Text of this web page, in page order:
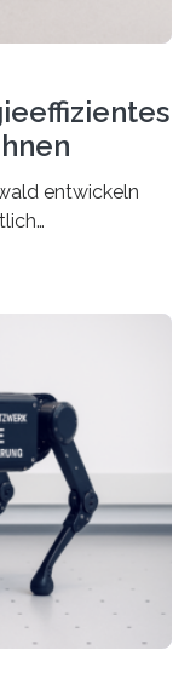
entwickeln
Gehirn. Die
verbrauchen
Da KI-Modelle
an neuen